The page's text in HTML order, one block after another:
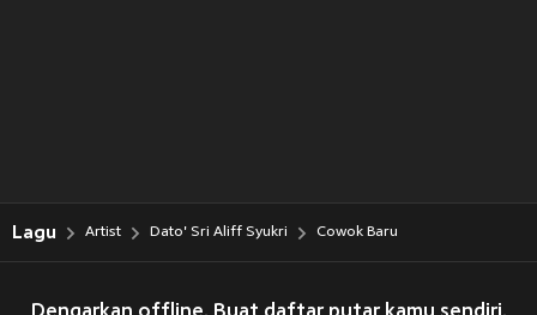
Lagu Artist Dato' Sri Aliff Syukri Cowok Baru